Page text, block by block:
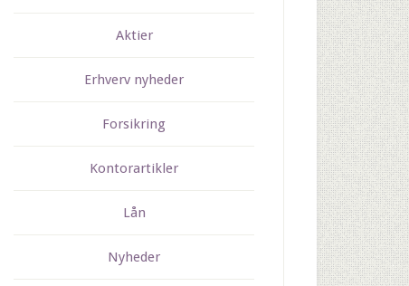
Aktier
Erhverv nyheder
Forsikring
Kontorartikler
Lån
Nyheder